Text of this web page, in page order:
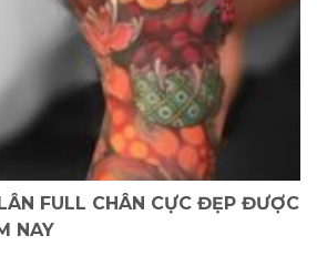
FULL CHÂN CỰC ĐẸP ĐƯỢC
NAY